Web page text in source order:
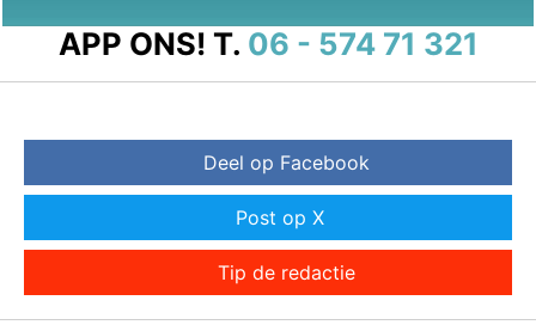
APP ONS! T. 06 - 574 71 321
Deel op Facebook
Post op X
Tip de redactie